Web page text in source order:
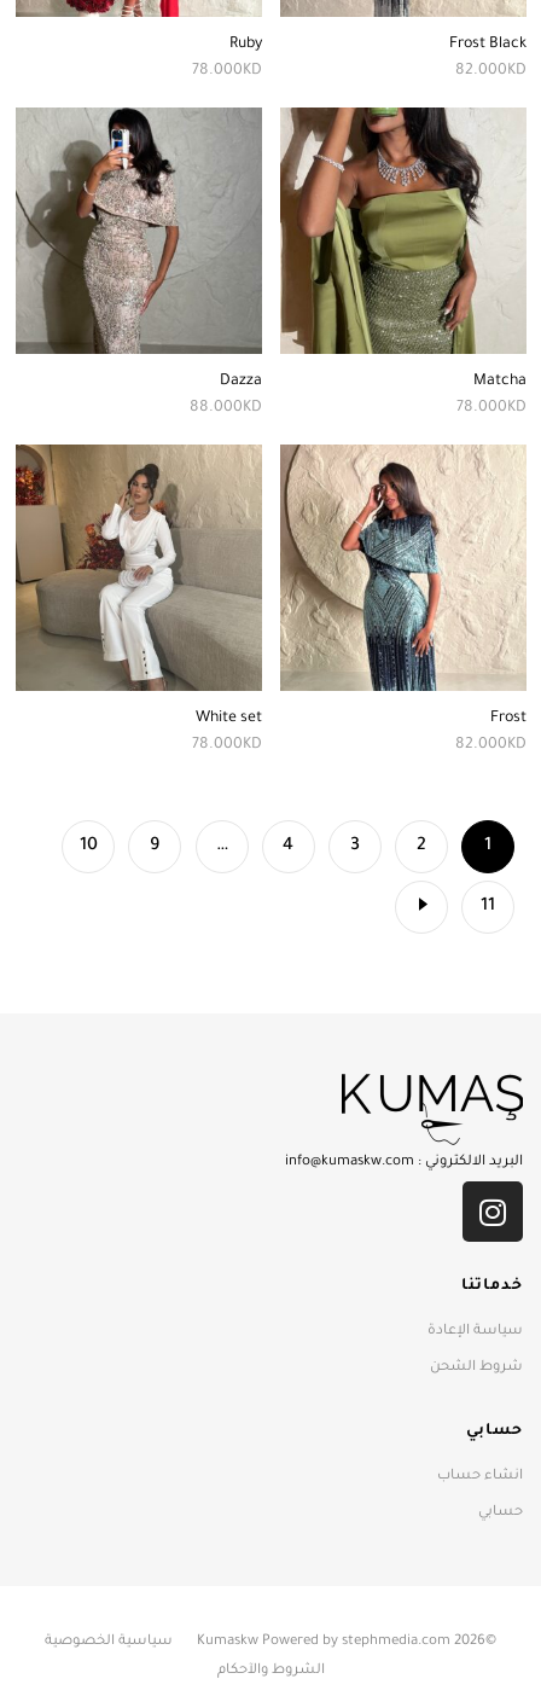
Frost Black
82.000KD
Ruby
78.000KD
Matcha
78.000KD
Dazza
88.000KD
Frost
82.000KD
White set
78.000KD
1
2
3
4
…
9
10
11
البريد الالكتروني : info@kumaskw.com
خدماتنا
سياسة الإعادة
شروط الشحن
حسابي
انشاء حساب
حسابي
©2026 Kumaskw Powered by stephmedia.com
سياسية الخصوصية
الشروط والآحكام